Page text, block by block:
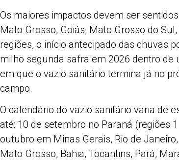
Os maiores impactos devem ser
Mato Grosso, Goiás, Mato Grosso do
regiões, o início antecipado das chuvas
milho segunda safra em 2026 dentro de
em que o vazio sanitário termina já no
campo.
O calendário do vazio sanitário varia de
até: 10 de setembro no Paraná (regiões
outubro em Minas Gerais, Rio de
Mato Grosso, Bahia, Tocantins, Pará,